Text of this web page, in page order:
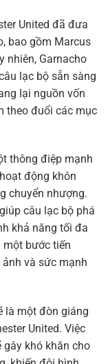
United đã đưa
bao gồm Marcus
nhiên, Garnacho
lạc bộ sẵn sàng
lại nguồn vốn
theo đuổi các mục
thông điệp mạnh
động khôn
chuyển nhượng.
câu lạc bộ phá
khả năng tối đa
một bước tiến
và sức mạnh
là một đòn giáng
United. Việc
gây khó khăn cho